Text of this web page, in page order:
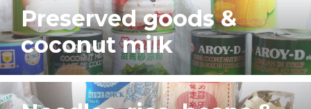
Preserved goods &
coconut milk